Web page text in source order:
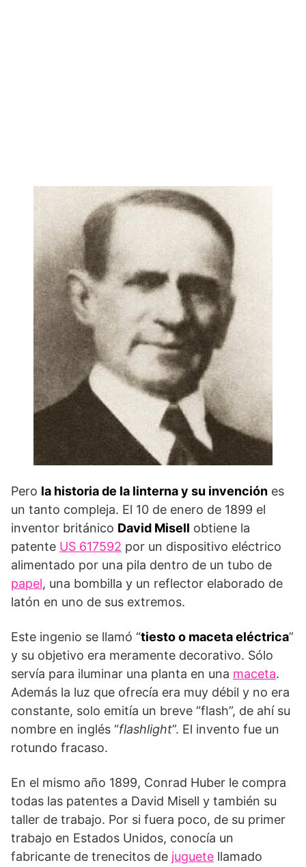
Pero la historia de la linterna y su invención es
un tanto compleja. El 10 de enero de 1899 el
inventor británico David Misell obtiene la
patente US 617592 por un dispositivo eléctrico
alimentado por una pila dentro de un tubo de
papel, una bombilla y un reflector elaborado de
latón en uno de sus extremos.
Este ingenio se llamó “tiesto o maceta eléctrica”
y su objetivo era meramente decorativo. Sólo
servía para iluminar una planta en una maceta.
Además la luz que ofrecía era muy débil y no era
constante, solo emitía un breve “flash”, de ahí su
nombre en inglés “flashlight”. El invento fue un
rotundo fracaso.
En el mismo año 1899, Conrad Huber le compra
todas las patentes a David Misell y también su
taller de trabajo. Por si fuera poco, de su primer
trabajo en Estados Unidos, conocía un
fabricante de trenecitos de juguete llamado